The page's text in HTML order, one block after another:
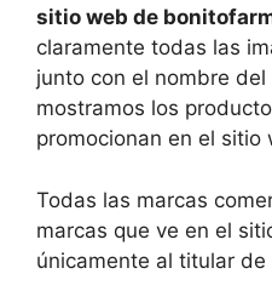
sitio web de
claramente todas las
junto con el nombre
mostramos los
promocionan en el sitio
Todas las marcas
marcas que ve en el
únicamente al titular